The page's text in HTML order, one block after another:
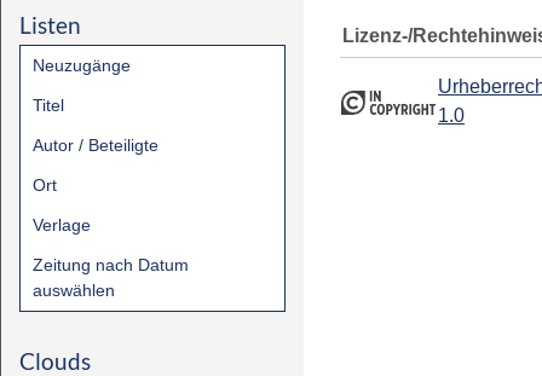
Listen
Neuzugänge
Titel
Autor / Beteiligte
Ort
Verlage
Zeitung nach Datum
auswählen
Clouds
Lizenz-/
1.0